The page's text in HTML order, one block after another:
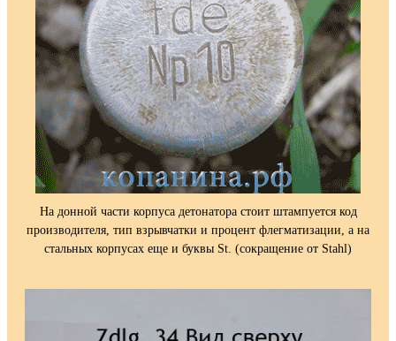
На донной части корпуса детонатора стоит штампуется код
производителя, тип взрывчатки и процент флегматизации, а на
стальных корпусах еще и буквы St. (сокращение от Stahl)